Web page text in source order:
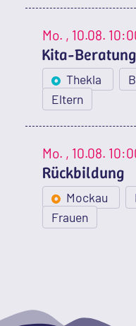
Mo. , 10.08.
Kita-Beratung
Thekla
Eltern
Mo. , 10.08.
Rückbildung
Mockau
Frauen